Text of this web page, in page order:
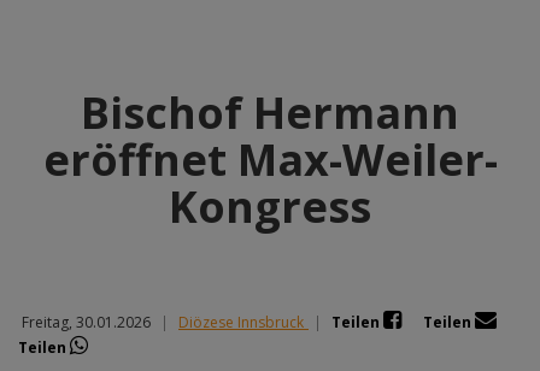
Bischof Hermann
eröffnet Max-Weiler-
Kongress
Freitag, 30.01.2026 | Diözese Innsbruck | Teilen
Teilen
Teilen